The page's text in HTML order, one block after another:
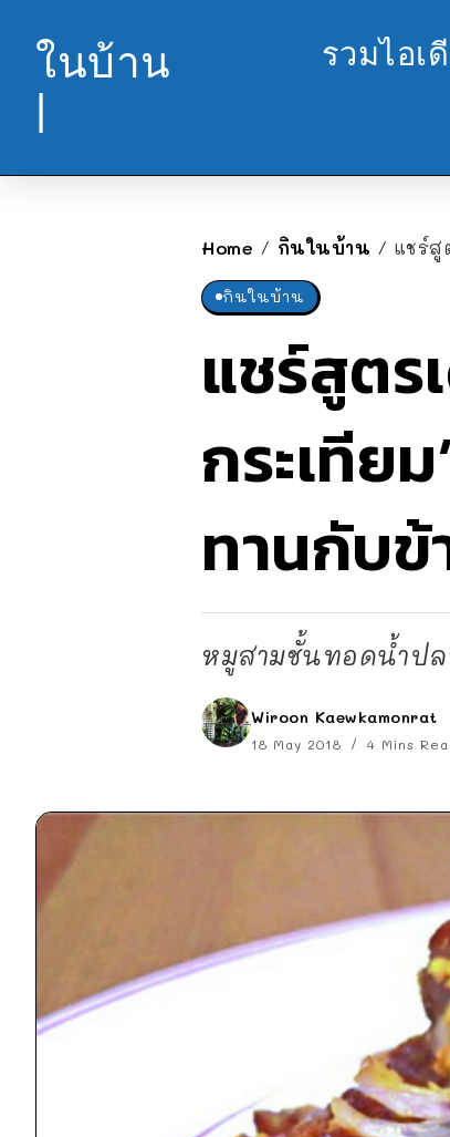
ในบ้าน
|
รวมไอเ
Home / กินในบ้าน / แชร์สู
กินในบ้าน
แชร์สูตร
กระเทีย
ทานกับ
หมูสามชั้นทอดน้ำปล
Wiroon Kaewkamonrat
18 May 2018 4 Mins